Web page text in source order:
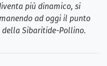
più dinamico, si
ad oggi il punto
Sibaritide-Pollino.